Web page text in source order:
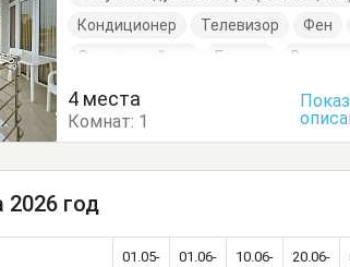
Кондиционер
Телевизор Фен
Электрочайник
Балкон Вешалка
Тумбочки
4 места
Комнат: 1
год
01.05-
01.06-
10.06-
20.06-